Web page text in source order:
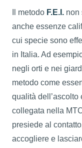
Il metodo F.E.I. non
anche essenze
cui specie sono
in Italia. Ad
negli orti e nei
metodo come
qualità
collegata nella
presiede al
accogliere e